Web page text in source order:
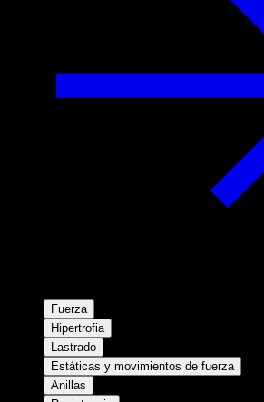
Fuerza
Hipertrofia
Lastrado
Estáticas y movimientos de fuerza
Anillas